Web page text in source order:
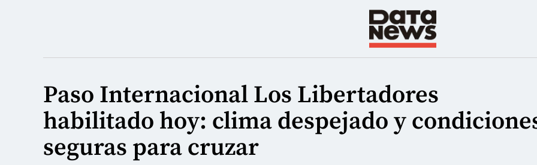
Paso Internacional Los Libertadores
habilitado hoy: clima despejado y
seguras para cruzar